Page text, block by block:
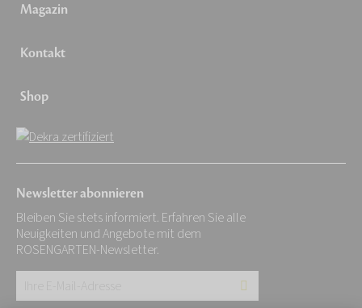
Magazin
Kontakt
Shop
Newsletter abonnieren
Bleiben Sie stets informiert. Erfahren Sie alle
Neuigkeiten und Angebote mit dem
ROSENGARTEN-Newsletter.